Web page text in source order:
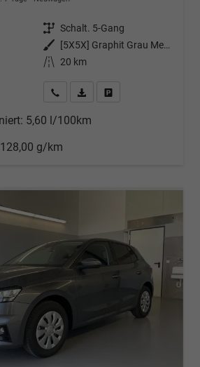
Getriebe Schalt. 5-Gang
Außenfarbe
[5X5X] Graphit Grau Metallic
Kilometerstand 20 km
Wir rufen Sie anPDF-Datei, Fahrzeugexposé
5,60 l/100km
128,00 g/km